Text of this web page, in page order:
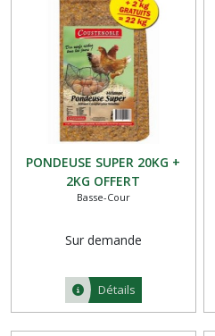
PONDEUSE SUPER 20KG +
2KG OFFERT
Basse-Cour
Sur demande
Détails
OISEAU
CHEVAL